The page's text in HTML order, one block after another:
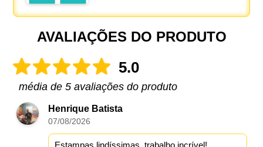
AVALIAÇÕES DO PRODUTO
5.0
média de 5 avaliações do produto
Henrique Batista
07/08/2026
Estampas lindíssimas, trabalho incrível!